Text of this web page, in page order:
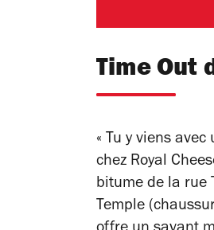
Time Out
« Tu y viens
chez Royal
bitume de la rue
Temple